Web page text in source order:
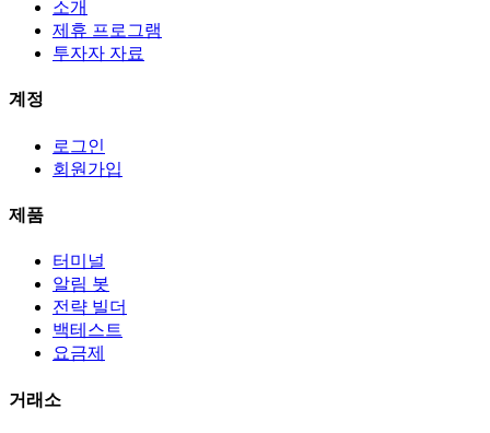
소개
제휴 프로그램
투자자 자료
계정
로그인
회원가입
제품
터미널
알림 봇
전략 빌더
백테스트
요금제
거래소